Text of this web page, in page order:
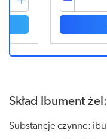
Skład Ibument żel:
Substancje czynne: